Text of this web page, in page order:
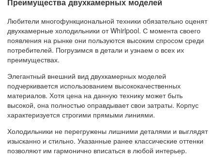
Преимущества двухкамерных моделей
Любители многофункциональной техники обязательно оценят
двухкамерные холодильники от Whirlpool. С момента своего
появления на рынке они пользуются высоким спросом среди
потребителей. Погрузимся в детали и узнаем о всех их
преимуществах.
Элегантный внешний вид двухкамерных моделей
подчеркивается использованием высококачественных
материалов. Хотя цена на данную технику может быть
высокой, она полностью оправдывает свои затраты. Корпус
характеризуется строгими прямыми линиями.
Холодильники не перегружены лишними деталями и выглядят
изысканно и стильно. Указанные ранее классические оттенки
позволяют им гармонично вписаться в любой интерьер.